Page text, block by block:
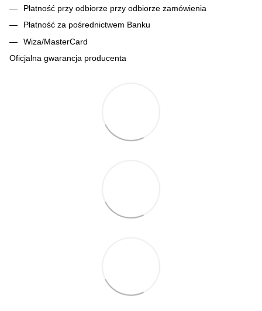
Płatność przy odbiorze przy odbiorze zamówienia
Płatność za pośrednictwem Banku
Wiza/MasterCard
Oficjalna gwarancja producenta